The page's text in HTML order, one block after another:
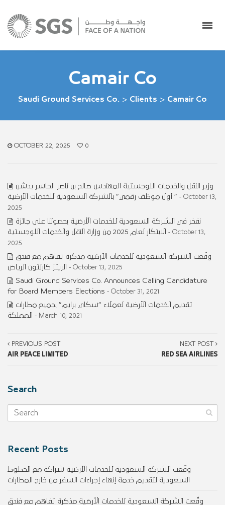
Camair Co
Saudi Ground Services Co. > Clients > Camair Co
OCTOBER 22, 2025 0
وزير النقل والخدمات اللوجستية المهندس صالح بن ناصر الجاسر يدشن
” أول موظف رقمي” بالشركة السعودية للخدمات الأرضية - October 13,
2025
نفخر في الشركة السعودية للخدمات الأرضية بحصولنا على جائزة
الابتكار لعام 2025 من وزارة النقل والخدمات اللوجستية
- October 13,
2025
وقّعت الشركة السعودية للخدمات الأرضية مذكرة تفاهم مع فندق
الريتز كارلتون الرياض
- October 13, 2025
Saudi Ground Services Co. Announces Calling Candidature
for Board Members Elections - October 31, 2021
تقديم الخدمات الأرضية لعملاء “سكاي برايم” بجميع مطارات
المملكة
- March 10, 2021
PREVIOUS POST
AIR PEACE LIMITED
NEXT POST
RED SEA AIRLINES
Search
Recent Posts
وقّعت الشركة السعودية للخدمات الأرضية شراكة مع الخطوط
السعودية لتقديم خدمة إنهاء إجراءات السفر من خارج المطارات
وقّعت الشركة السعودية للخدمات الأرضية مذكرة تفاهم مع فندق